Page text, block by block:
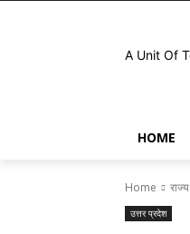
A Unit Of
HOME
Home राज्य
उत्तर प्रदेश